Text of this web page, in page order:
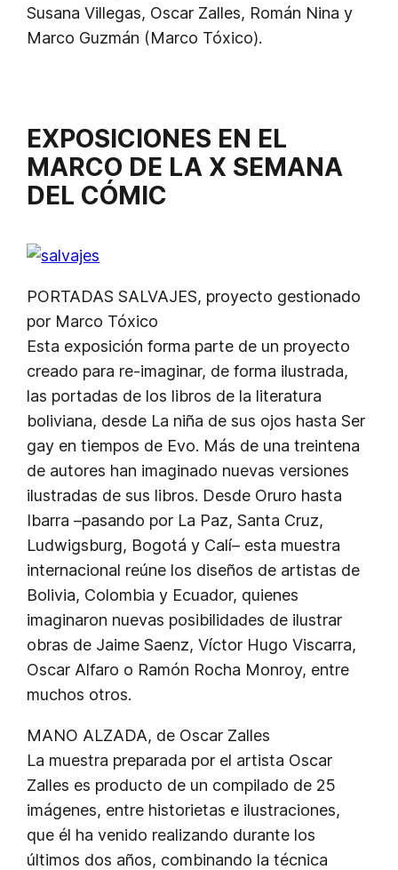
Susana Villegas, Oscar Zalles, Román Nina y
Marco Guzmán (Marco Tóxico).
EXPOSICIONES EN EL
MARCO DE LA X SEMANA
DEL CÓMIC
PORTADAS SALVAJES, proyecto gestionado
por Marco Tóxico
Esta exposición forma parte de un proyecto
creado para re-imaginar, de forma ilustrada,
las portadas de los libros de la literatura
boliviana, desde La niña de sus ojos hasta Ser
gay entiempos de Evo. Más de una treintena
de autores han imaginado nuevas versiones
ilustradas de sus libros. Desde Oruro hasta
Ibarra –pasando por La Paz, Santa Cruz,
Ludwigsburg, Bogotá y Calí– esta muestra
internacional reúne los diseños de artistas de
Bolivia, Colombia y Ecuador, quienes
imaginaron nuevas posibilidades de ilustrar
obras de Jaime Saenz, Víctor Hugo Viscarra,
Oscar Alfaro o Ramón Rocha Monroy, entre
muchos otros.
MANO ALZADA, de Oscar Zalles
La muestra preparada por el artista Oscar
Zalles es producto de un compilado de 25
imágenes, entre historietas e ilustraciones,
que él ha venido realizando durante los
últimos dos años, combinando la técnica